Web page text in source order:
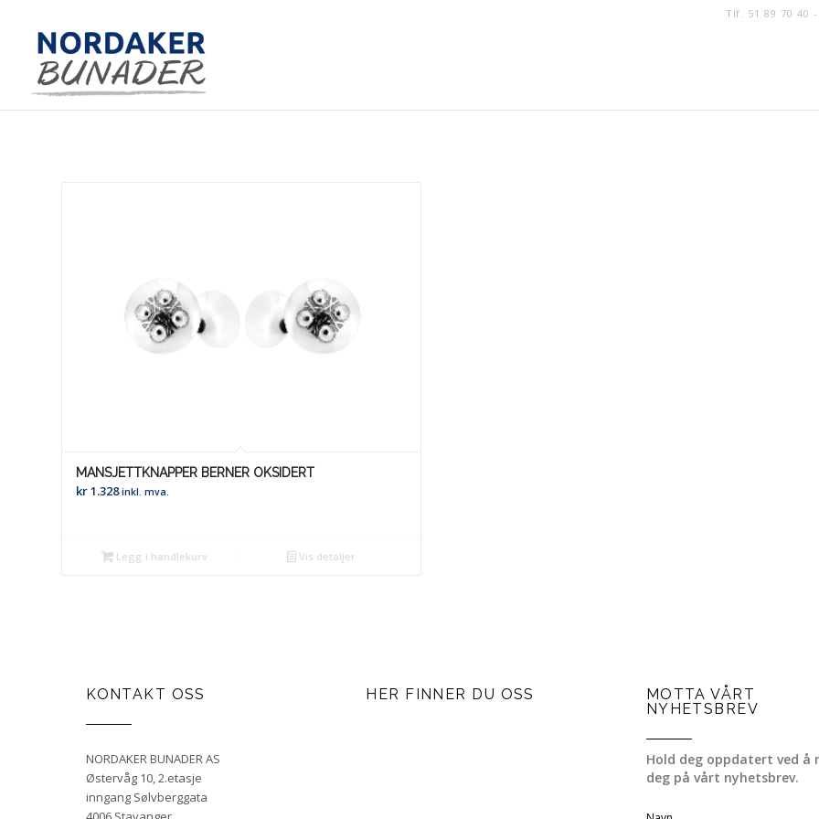
Tlf. 51 89 70 40
MANSJETTKNAPPER BERNER OKSIDERT
kr1.328 inkl. mva.
Legg i handlekurv Vis detaljer
KONTAKT OSS
NORDAKER BUNADER AS
Østervåg 10, 2.etasje
inngang Sølvberggata
HER FINNER DU OSS
MOTTA VÅRT
NYHETSBREV
Hold deg oppdatert ved å
deg på vårt nyhetsbrev.